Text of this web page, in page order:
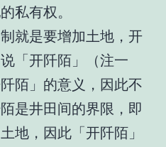
私有权。
是要增加土地，开
「开阡陌」（注一
陌」的意义，因此不
是井田间的界限，即
地，因此「开阡陌」